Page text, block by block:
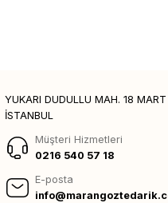
YUKARI DUDULLU MAH. 18
İSTANBUL
Müşteri Hizmetleri
0216 540 57 18
E-posta